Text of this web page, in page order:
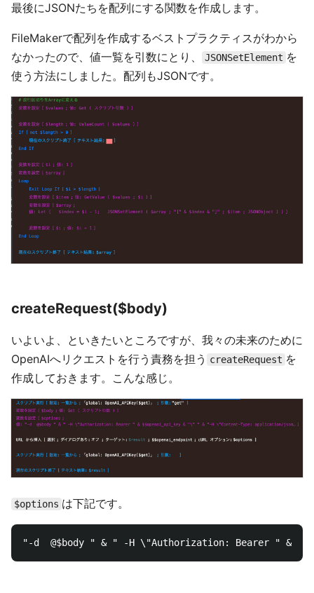
最後にJSONたちを配列にする関数を作成します。
FileMakerで配列を作成するベストプラクティスがわから
なかったので、値一覧を引数にとり、
JSONSetElement を
使う方法にしました。配列もJSONです。
createRequest($body)
いよいよ、といきたいところですが、我々の未来のために
OpenAIへリクエストを行う責務を担う createRequest を
作成しておきます。こんな感じ。
$options は下記です。